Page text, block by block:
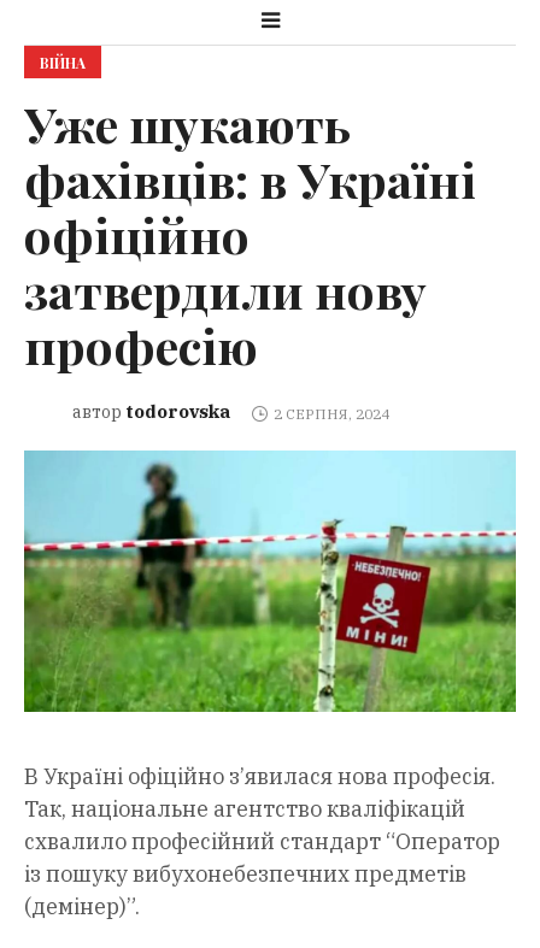
ВІЙНА
Уже шукають
фахівців: в Україні
офіційно
затвердили нову
професію
автор todorovska 2 СЕРПНЯ, 2024
В Україні офіційно з’явилася нова професія.
Так, національне агентство кваліфікацій
схвалило професійний стандарт “Оператор
із пошуку вибухонебезпечних предметів
(демінер)”.